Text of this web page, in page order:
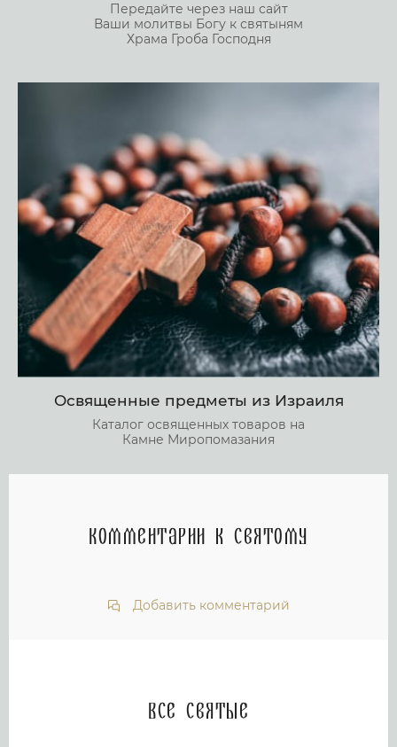
Передайте через наш сайт
Ваши молитвы Богу к святыням
Храма Гроба Господня
Освященные предметы из Израиля
Каталог освященных товаров на
Камне Миропомазания
Комментарии к святому
Добавить комментарий
Все святые